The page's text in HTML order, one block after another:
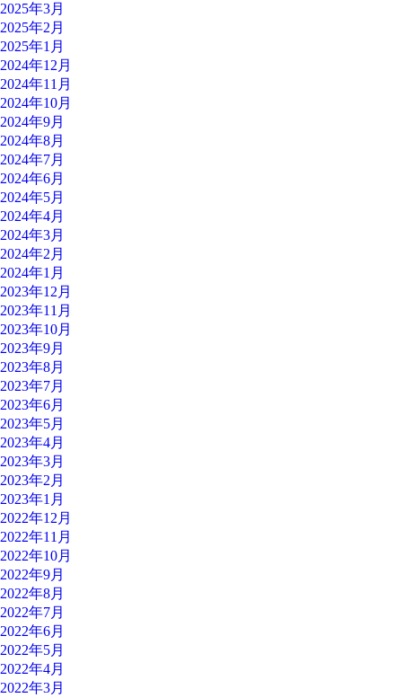
2025年3月
2025年2月
2025年1月
2024年12月
2024年11月
2024年10月
2024年9月
2024年8月
2024年7月
2024年6月
2024年5月
2024年4月
2024年3月
2024年2月
2024年1月
2023年12月
2023年11月
2023年10月
2023年9月
2023年8月
2023年7月
2023年6月
2023年5月
2023年4月
2023年3月
2023年2月
2023年1月
2022年12月
2022年11月
2022年10月
2022年9月
2022年8月
2022年7月
2022年6月
2022年5月
2022年4月
2022年3月